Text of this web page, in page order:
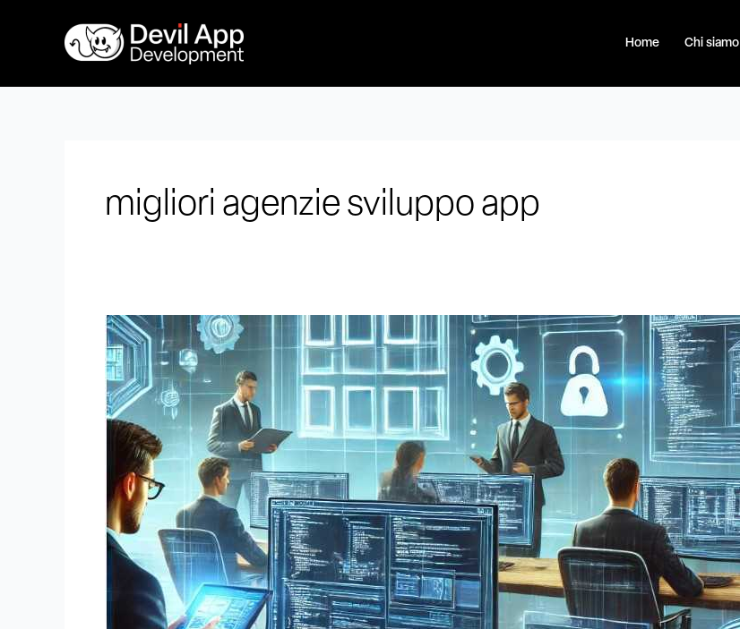
Home Chi siamo
migliori agenzie sviluppo app
Agenzie
di
Sviluppo
App